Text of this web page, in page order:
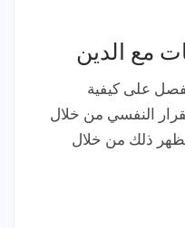
مع الدين
على كيفية
النفسي من خلال
ذلك من خلال